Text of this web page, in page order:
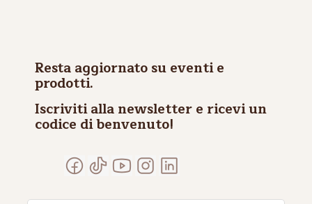
Resta aggiornato su eventi e
prodotti.
Iscriviti alla newsletter e ricevi un
codice di benvenuto!